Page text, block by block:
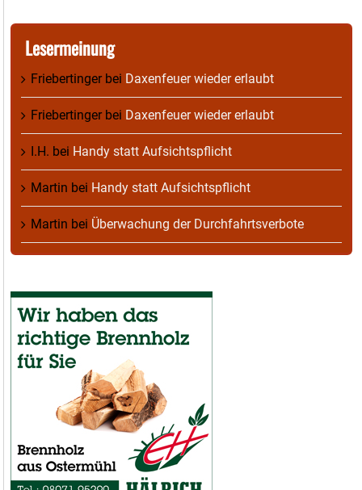
Lesermeinung
Friebertingerbei Daxenfeuer wieder erlaubt
Friebertingerbei Daxenfeuer wieder erlaubt
I.H. bei Handy statt Aufsichtspflicht
Martin bei Handy statt Aufsichtspflicht
Martin bei Überwachung der Durchfahrtsverbote